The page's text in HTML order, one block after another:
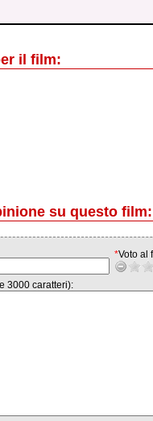
il film:
su questo
*Voto al
3000 caratteri):